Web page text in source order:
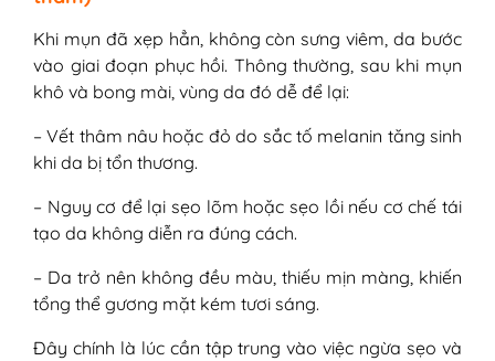
Khi mụn đã xẹp hẳn, không còn sưng viêm, da bước
vào giai đoạn phục hồi. Thông thường, sau khi mụn
khô và bong mài, vùng da đó dễ để lại:
– Vết thâm nâu hoặc đỏ do sắc tố melanin tăng sinh
khi da bị tổn thương.
– Nguy cơ để lại sẹo lõm hoặc sẹo lồi nếu cơ chế tái
tạo da không diễn ra đúng cách.
– Da trở nên không đều màu, thiếu mịn màng, khiến
tổng thể gương mặt kém tươi sáng.
Đây chính là lúc cần tập trung vào việc ngừa sẹo và